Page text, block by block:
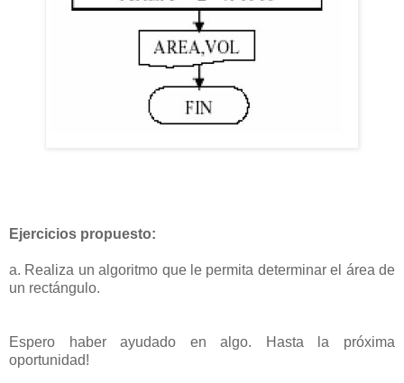
Ejercicios propuesto:
a. Realiza un algoritmo que le permita determinar el área de
un rectángulo.
Espero haber ayudado en algo. Hasta la próxima
oportunidad!